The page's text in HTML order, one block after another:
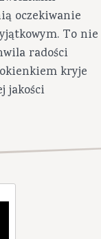
oczekiwanie
To nie
radości
kryje
jakości